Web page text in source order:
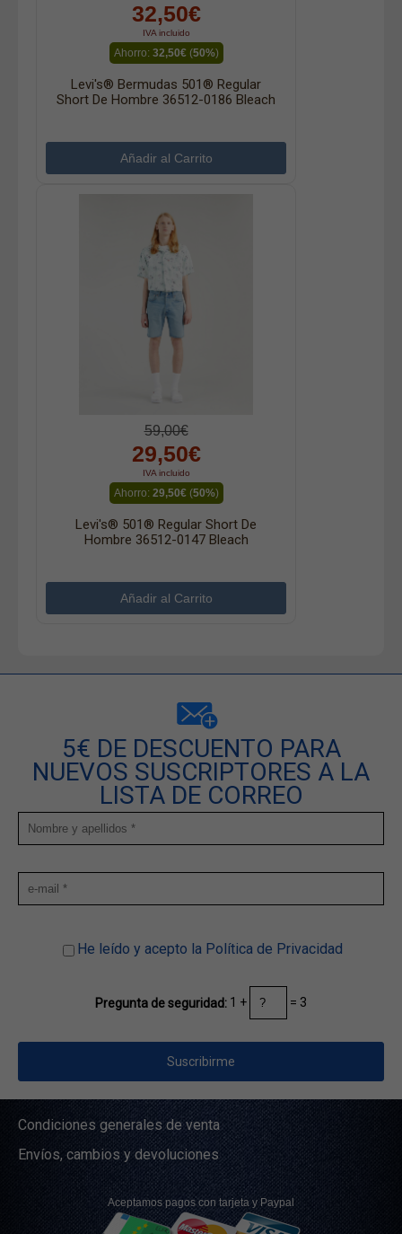
32,50€
IVA incluido
Ahorro: 32,50€(50%)
Levi's® Bermudas 501® Regular
Short De Hombre 36512-0186 Bleach
59,00€
29,50€
IVA incluido
Ahorro: 29,50€(50%)
Levi's® 501® Regular Short De
Hombre 36512-0147 Bleach
5€ DE DESCUENTO PARA
NUEVOS SUSCRIPTORES A LA
LISTA DE CORREO
He leído y acepto la Política de Privacidad
Pregunta de seguridad: 1 + = 3
Condiciones generales de venta
Envíos, cambios y devoluciones
Aceptamos pagos con tarjeta y Paypal